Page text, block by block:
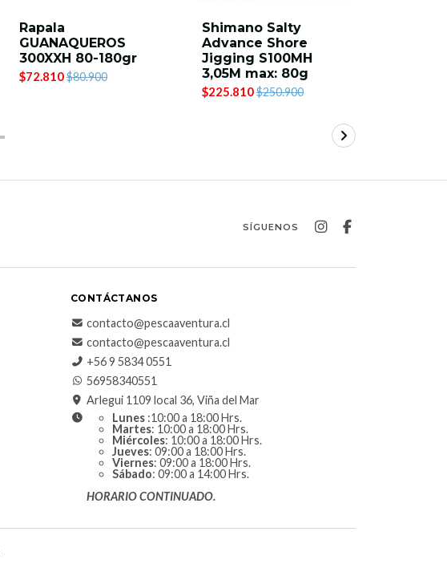
Rapala
GUANAQUEROS
300XXH 80-180gr
$72.810$80.900
Shimano Salty
Advance Shore
Jigging S100MH
3,05M max: 80g
$225.810$250.900
SÍGUENOS
CONTÁCTANOS
contacto@pescaaventura.cl
contacto@pescaaventura.cl
+56 9 5834 0551
56958340551
Arlegui 1109 local 36, Viña del Mar
Lunes :10:00 a 18:00 Hrs.
Martes: 10:00 a 18:00 Hrs.
Miércoles: 10:00 a 18:00 Hrs.
Jueves: 09:00 a 18:00 Hrs.
Viernes: 09:00 a 18:00 Hrs.
Sábado: 09:00 a 14:00 Hrs.
HORARIO CONTINUADO.